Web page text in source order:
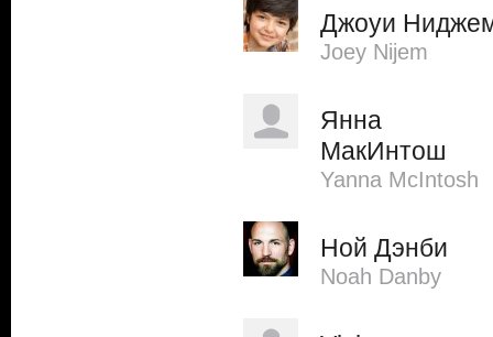
Джоуи
Joey Nijem
Янна
МакИнтош
Yanna McIntosh
Ной Дэнби
Noah Danby